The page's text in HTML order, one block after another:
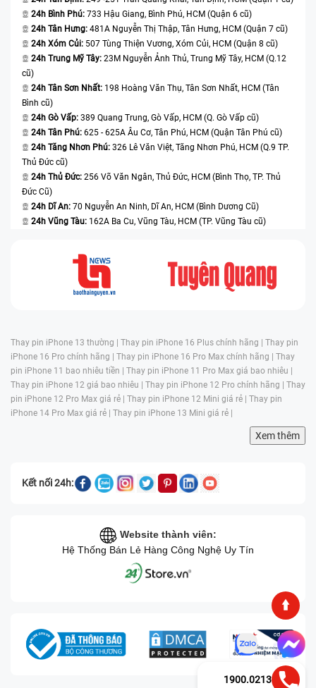
24h Bình Phú: 733 Hậu Giang, Bình Phú, HCM (Quận 6 cũ)
24h Tân Hưng: 481A Nguyễn Thị Thập, Tân Hưng, HCM (Quận 7 cũ)
24h Xóm Củi: 507 Tùng Thiện Vương, Xóm Củi, HCM (Quận 8 cũ)
24h Trung Mỹ Tây: 23M Nguyễn Ảnh Thủ, Trung Mỹ Tây, HCM (Q.12
cũ)
24h Tân Sơn Nhất: 198 Hoàng Văn Thụ, Tân Sơn Nhất, HCM (Tân
Bình cũ)
24h Gò Vấp: 389 Quang Trung, Gò Vấp, HCM (Q. Gò Vấp cũ)
24h Tân Phú: 625 - 625A Âu Cơ, Tân Phú, HCM (Quận Tân Phú cũ)
24h Tăng Nhơn Phú: 326 Lê Văn Việt, Tăng Nhơn Phú, HCM (Q.9 TP.
Thủ Đức cũ)
24h Thủ Đức: 256 Võ Văn Ngân, Thủ Đức, HCM (Bình Thọ, TP. Thủ
Đức Cũ)
24h Dĩ An: 70 Nguyễn An Ninh, Dĩ An, HCM (Bình Dương Cũ)
24h Vũng Tàu: 162A Ba Cu, Vũng Tàu, HCM (TP. Vũng Tàu cũ)
Thay pin iPhone 13 thường | Thay pin iPhone 16 Plus chính hãng | Thay pin
iPhone 16 Pro chính hãng | Thay pin iPhone 16 Pro Max chính hãng | Thay
pin iPhone 11 bao nhiêu tiền | Thay pin iPhone 11 Pro Max giá bao nhiêu |
Thay pin iPhone 12 giá bao nhiêu | Thay pin iPhone 12 Pro chính hãng | Thay
pin iPhone 12 Pro Max giá rẻ | Thay pin iPhone 12 Mini giá rẻ | Thay pin
iPhone 14 Pro Max giá rẻ | Thay pin iPhone 13 Mini giá rẻ |
Xem thêm
Kết nối 24h:
Website thành viên:
Hệ Thống Bán Lẻ Hàng Công Nghệ Uy Tín
1900.0213